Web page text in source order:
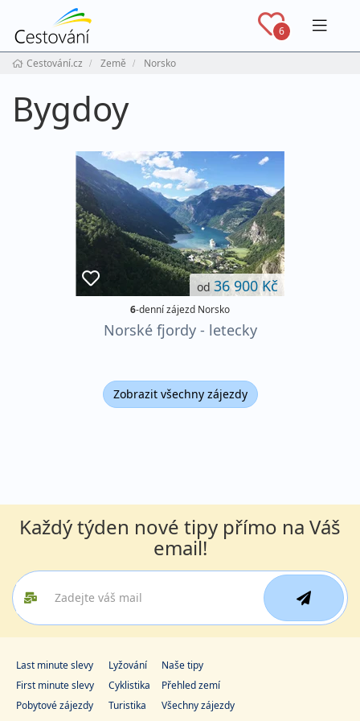
6
Cestování.cz Země Norsko
Bygdoy
od 36 900 Kč
6-denní zájezd Norsko
Norské fjordy - letecky
Zobrazit všechny zájezdy
Každý týden nové tipy přímo na Váš
email!
Last minute slevy
First minute slevy
Pobytové zájezdy
Lyžování
Cyklistika
Turistika
Naše tipy
Přehled zemí
Všechny zájezdy